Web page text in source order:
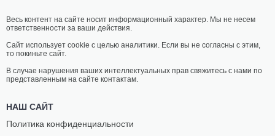
Весь контент на сайте носит информационный характер. Мы не несем
ответственности за ваши действия.
Сайт использует cookie с целью аналитики. Если вы не согласны с этим,
то покиньте сайт.
В случае нарушения ваших интеллектуальных прав свяжитесь с нами по
представленным на сайте контактам.
НАШ САЙТ
Политика конфиденциальности